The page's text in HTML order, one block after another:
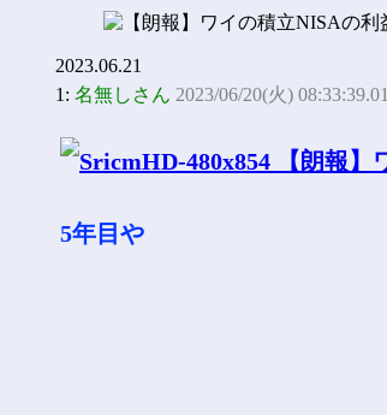
2023.06.21
1: 名無しさん 2023/06/20(火) 08:33:39.01
5年目や